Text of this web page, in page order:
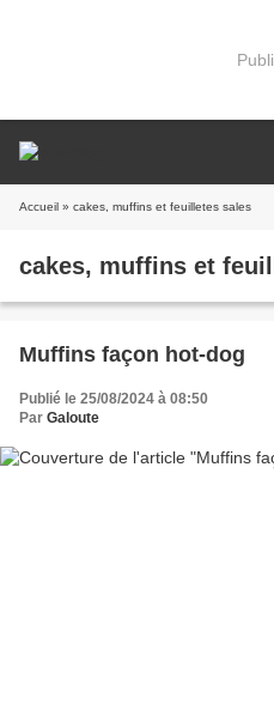
Accueil » cakes, muffins et feuilletes sales
cakes, muffins et
Muffins façon hot-dog
Publié le 25/08/2024 à 08:50
Par Galoute